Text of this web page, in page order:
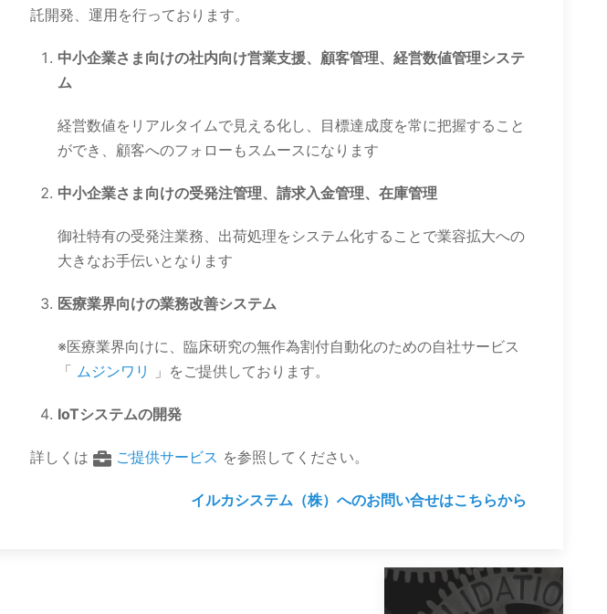
託開発、運用を行っております。
中小企業さま向けの社内向け営業支援、顧客管理、経営数値管理システ
ム
経営数値をリアルタイムで見える化し、目標達成度を常に把握すること
ができ、顧客へのフォローもスムースになります
中小企業さま向けの受発注管理、請求入金管理、在庫管理
御社特有の受発注業務、出荷処理をシステム化することで業容拡大への
大きなお手伝いとなります
医療業界向けの業務改善システム
※医療業界向けに、臨床研究の無作為割付自動化のための自社サービス
「 ムジンワリ 」をご提供しております。
IoTシステムの開発
詳しくは ご提供サービス を参照してください。
イルカシステム（株）へのお問い合せはこちらから